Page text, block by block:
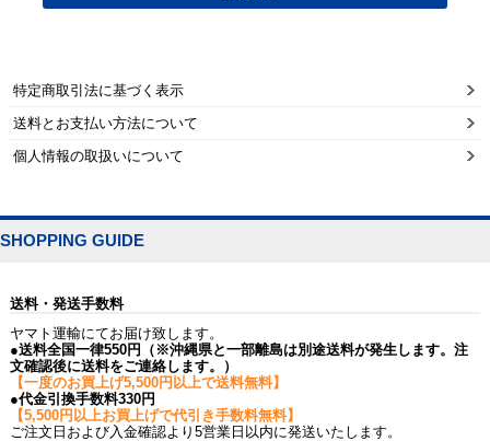
特定商取引法に基づく表示
送料とお支払い方法について
個人情報の取扱いについて
SHOPPING GUIDE
送料・発送手数料
ヤマト運輸にてお届け致します。
●送料全国一律550円（※沖縄県と一部離島は別途送料が発生します。注
文確認後に送料をご連絡します。）
【一度のお買上げ5,500円以上で送料無料】
●代金引換手数料330円
【5,500円以上お買上げで代引き手数料無料】
ご注文日および入金確認より5営業日以内に発送いたします。